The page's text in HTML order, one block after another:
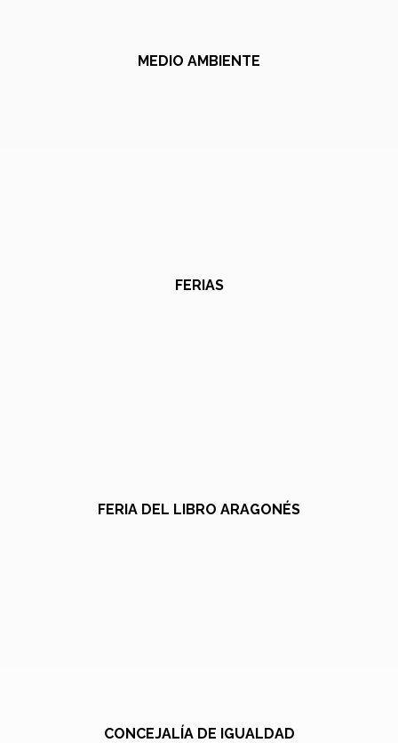
MEDIO AMBIENTE
FERIAS
FERIA DEL LIBRO ARAGONÉS
CONCEJALÍA DE IGUALDAD